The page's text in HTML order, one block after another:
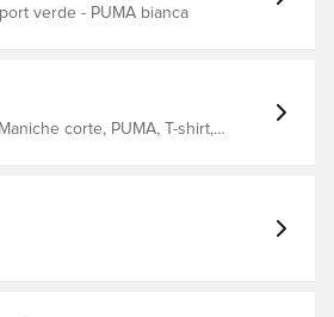
verde - PUMA bianca
corte, PUMA, T-shirt,